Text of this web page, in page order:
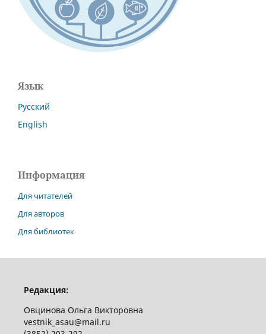
Язык
Русский
English
Информация
Для читателей
Для авторов
Для библиотек
Редакция:
Овцинова Ольга Викторовна
vestnik_asau@mail.ru